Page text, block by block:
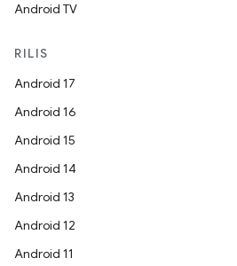
Android TV
RILIS
Android 17
Android 16
Android 15
Android 14
Android 13
Android 12
Android 11